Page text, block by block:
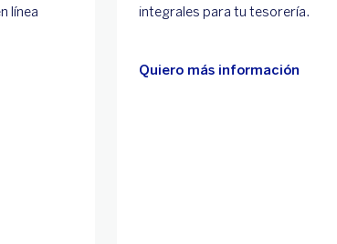
línea
integrales para tu tesorería.
Quiero más información